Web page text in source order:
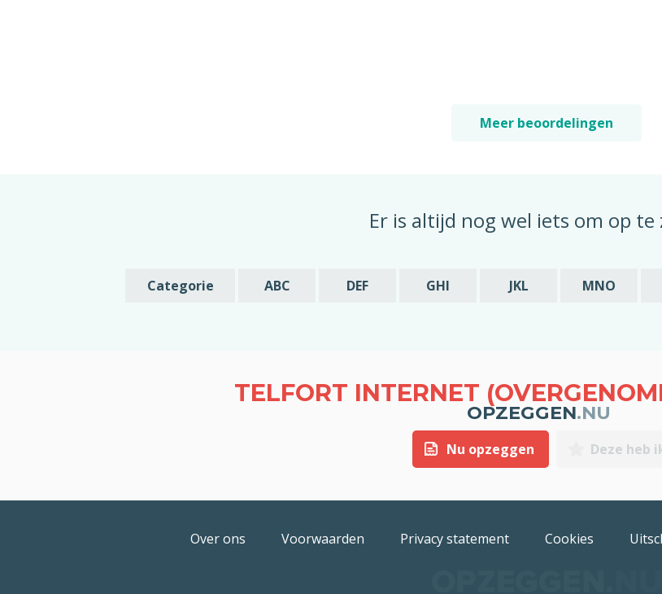
Meer beoordelingen
Er is altijd nog wel iets om op te
Categorie ABC DEF GHI JKL MNO
TELFORT INTERNET
OPZEGGEN.NU
Nu opzeggen Deze heb
Over ons Voorwaarden Privacy statement Cookies